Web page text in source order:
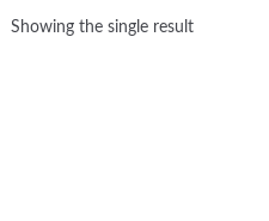
Showing the single result